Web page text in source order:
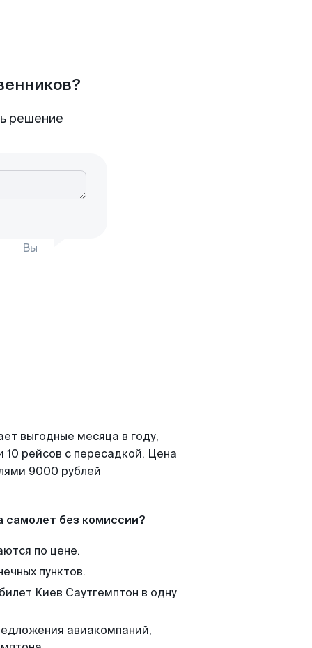
решение
Вы
выгодные месяца в году,
рейсов с пересадкой. Цена
9000 рублей
самолет без комиссии?
по цене.
пунктов.
Киев Саутгемптон в одну
авиакомпаний,